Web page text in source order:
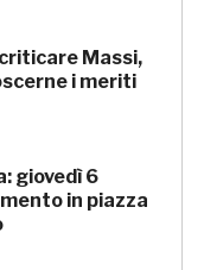
criticare Massi,
i meriti
giovedì 6
in piazza